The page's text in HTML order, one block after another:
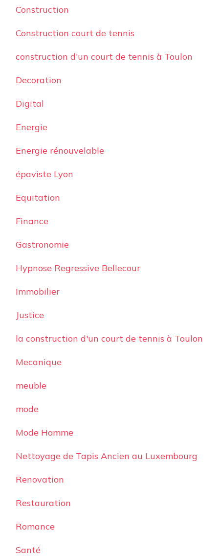
Construction
Construction court de tennis
construction d'un court de tennis à Toulon
Decoration
Digital
Energie
Energie rénouvelable
épaviste Lyon
Equitation
Finance
Gastronomie
Hypnose Regressive Bellecour
Immobilier
Justice
la construction d'un court de tennis à Toulon
Mecanique
meuble
mode
Mode Homme
Nettoyage de Tapis Ancien au Luxembourg
Renovation
Restauration
Romance
Santé